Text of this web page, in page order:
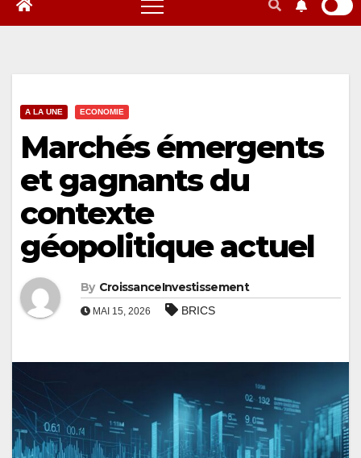
A LA UNE ECONOMIE
Marchés émergents
et gagnants du
contexte
géopolitique actuel
By CroissanceInvestissement
MAI 15, 2026 BRICS